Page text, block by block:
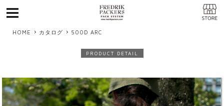
HOME カタログ 500D ARC
PRODUCT DETAIL